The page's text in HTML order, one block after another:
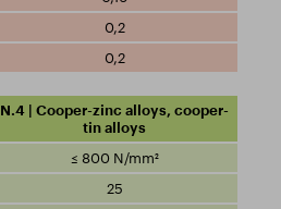
0,2
0,2
N.4 | Cooper-zinc alloys, cooper-
tin alloys
≤ 800 N/mm²
25